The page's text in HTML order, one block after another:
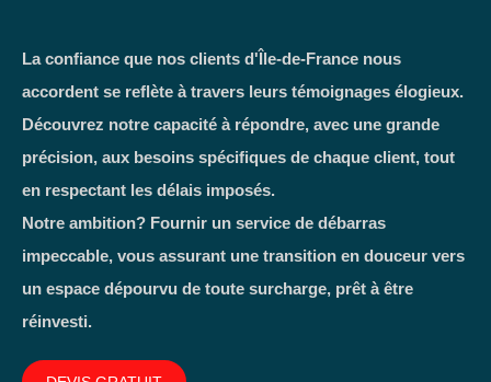
La confiance que nos clients d'Île-de-France nous
accordent se reflète à travers leurs témoignages élogieux.
Découvrez notre capacité à répondre, avec une grande
précision, aux besoins spécifiques de chaque client, tout
en respectant les délais imposés.
Notre ambition? Fournir un service de débarras
impeccable, vous assurant une transition en douceur vers
un espace dépourvu de toute surcharge, prêt à être
réinvesti.